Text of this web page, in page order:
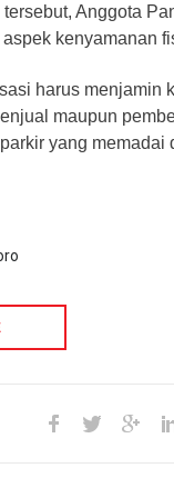
Anggota
kenyamanan
harus menjamin
maupun
yang memadai